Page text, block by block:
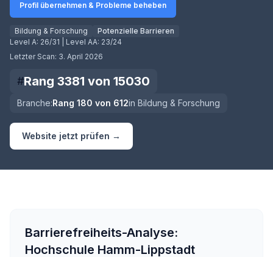
Profil übernehmen & Probleme beheben
Bildung & Forschung
Potenzielle Barrieren
Level A: 26/31 | Level AA: 23/24
Letzter Scan: 3. April 2026
#Rang 3381 von 15030
Branche:Rang 180 von 612in Bildung & Forschung
Website jetzt prüfen →
Barrierefreiheits-Analyse:
Hochschule Hamm-Lippstadt